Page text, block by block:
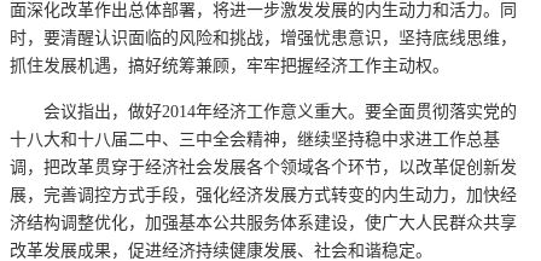
面深化改革作出总体部署，将进一步激发发展的内生动力和活力。同
时，要清醒认识面临的风险和挑战，增强忧患意识，坚持底线思维，
抓住发展机遇，搞好统筹兼顾，牢牢把握经济工作主动权。
会议指出，做好2014年经济工作意义重大。要全面贯彻落实党的
十八大和十八届二中、三中全会精神，继续坚持稳中求进工作总基
调，把改革贯穿于经济社会发展各个领域各个环节，以改革促创新发
展，完善调控方式手段，强化经济发展方式转变的内生动力，加快经
济结构调整优化，加强基本公共服务体系建设，使广大人民群众共享
改革发展成果，促进经济持续健康发展、社会和谐稳定。